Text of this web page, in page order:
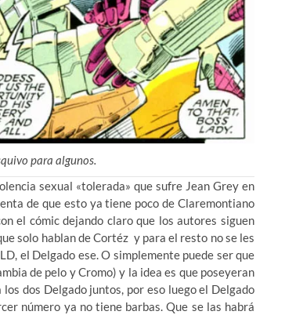
para algunos.
sexual «tolerada» que sufre Jean Grey en
de que esto ya tiene poco de Claremontiano
el cómic dejando claro que los autores siguen
solo hablan de Cortéz y para el resto no se les
el Delgado ese. O simplemente puede ser que
de pelo y Cromo) y la idea es que poseyeran
dos Delgado juntos, por eso luego el Delgado
número ya no tiene barbas. Que se las habrá